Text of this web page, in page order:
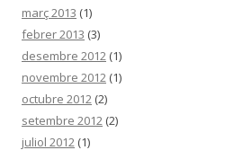
març 2013 (1)
febrer 2013 (3)
desembre 2012 (1)
novembre 2012 (1)
octubre 2012 (2)
setembre 2012 (2)
juliol 2012 (1)